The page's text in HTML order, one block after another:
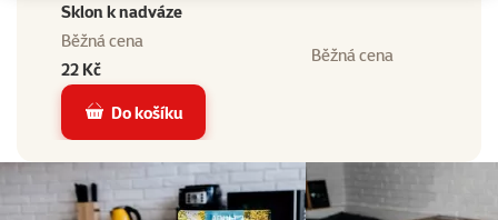
Sklon k nadváze
Běžná cena
22 Kč
Běžná cena
Do košíku